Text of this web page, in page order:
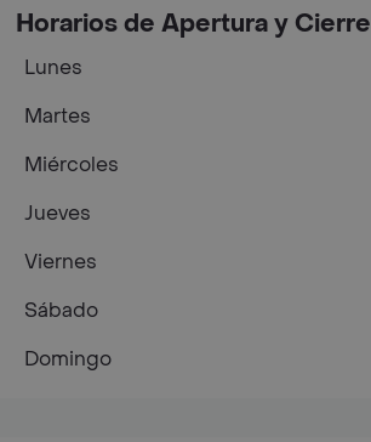
Horarios de Apertura y Cierre
Lunes
Martes
Miércoles
Jueves
Viernes
Sábado
Domingo